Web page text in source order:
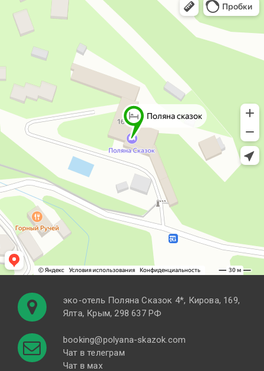
эко-отель Поляна Cказок 4*, Кирова, 169,
Ялта, Крым, 298 637 РФ
booking@polyana-skazok.com
Чат в телеграм
Чат в мах